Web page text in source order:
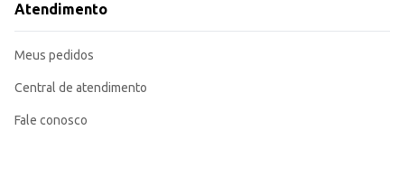
Atendimento
Meus pedidos
Central de atendimento
Fale conosco